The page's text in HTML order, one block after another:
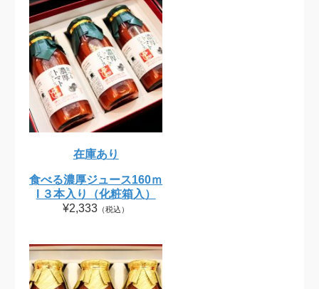
在庫あり
食べる濃厚ジュース160ｍ
l ３本入り（化粧箱入）
¥2,333 （税込）